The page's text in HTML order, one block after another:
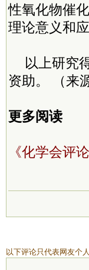
性氧化物催
理论意义和应
以上研究
资助。 （来
更多阅读
《化学会评
以下评论只代表网友个